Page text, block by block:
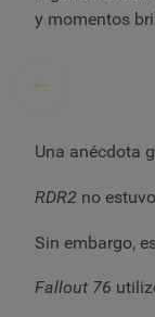
y momentos
Una anécdota
RDR2 no
Sin embargo,
Fallout 76